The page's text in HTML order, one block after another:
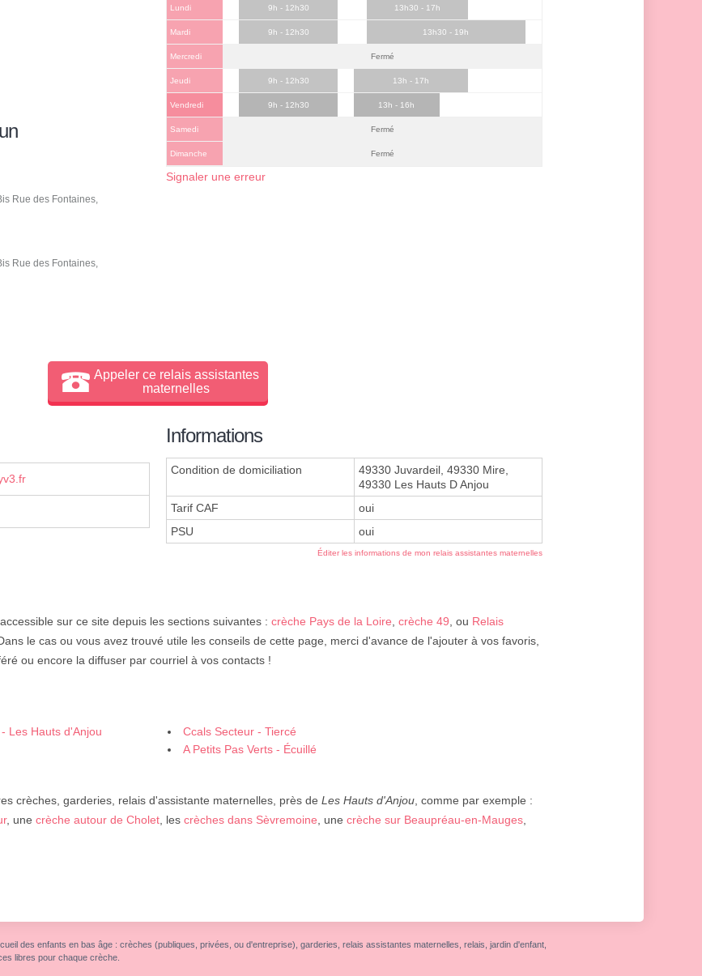
Rue des Fontaines,
Rue des Fontaines,
Lundi 9h - 12h30 13h30 - 17h
Mardi 9h - 12h30 13h30 - 19h
Mercredi Fermé
Jeudi 9h - 12h30 13h - 17h
Vendredi 9h - 12h30 13h - 16h
Samedi Fermé
Dimanche Fermé
Signaler une erreur
Appeler ce relais assistantes
maternelles
Informations
Condition de domiciliation
49330 Juvardeil, 49330 Mire,
49330 Les Hauts D Anjou
Tarif CAF
oui
PSU
oui
Éditer les informations de mon relais assistantes maternelles
sur ce site depuis les sections suivantes : crèche Pays de la Loire, crèche 49, ou Relais
le cas ou vous avez trouvé utile les conseils de cette page, merci d'avance de l'ajouter à vos favoris,
ou encore la diffuser par courriel à vos contacts !
Les Hauts d'Anjou
Ccals Secteur - Tiercé
A Petits Pas Verts - Écuillé
crèches, garderies, relais d'assistante maternelles, près de Les Hauts d'Anjou, comme par exemple :
, une crèche autour de Cholet, les crèches dans Sèvremoine, une crèche sur Beaupréau-en-Mauges,
des enfants en bas âge : crèches (publiques, privées, ou d'entreprise), garderies, relais assistantes maternelles, relais, jardin d'enfant,
libres pour chaque crèche.